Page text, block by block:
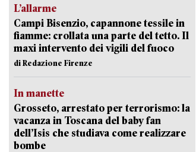
L’allarme
Campi Bisenzio, capannone tessile in
fiamme: crollata una parte del tetto. Il
maxi intervento dei vigili del fuoco
di Redazione Firenze
In manette
Grosseto, arrestato per terrorismo: la
vacanza in Toscana del baby fan
dell’Isis che studiava come realizzare
bombe